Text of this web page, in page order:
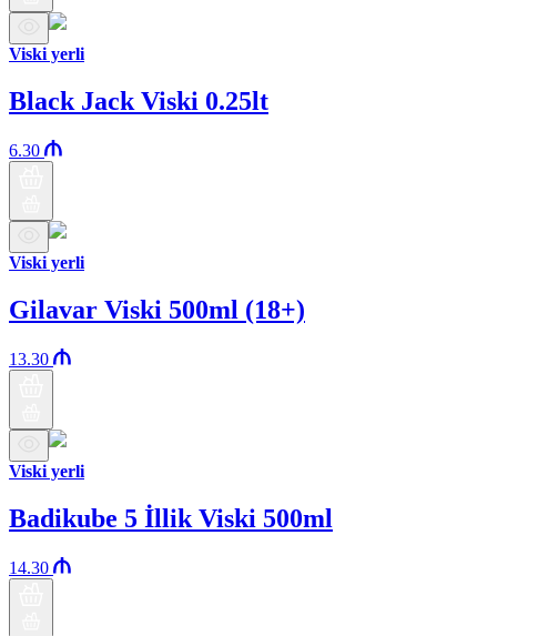
Viski yerli
Black Jack Viski 0.25lt
6.30
Viski yerli
Gilavar Viski 500ml (18+)
13.30
Viski yerli
Badikube 5 İllik Viski 500ml
14.30